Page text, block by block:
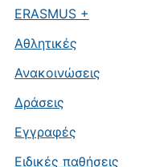
ERASMUS +
Αθλητικές
Ανακοινώσεις
Δράσεις
Εγγραφές
Ειδικές παθήσεις